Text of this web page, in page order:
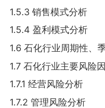
1.5.3 销售模式分析
1.5.4 盈利模式分析
1.6 石化行业周期性、
1.7 石化行业主要风险
1.7.1 经营风险分析
1.7.2 管理风险分析